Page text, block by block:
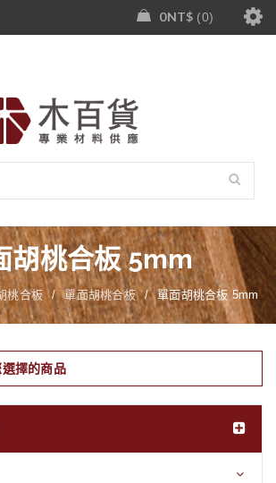
0NT$ 0
胡桃合板 5mm
桃合板 / 單面胡桃合板 / 單面胡桃合板 5mm
擇的商品